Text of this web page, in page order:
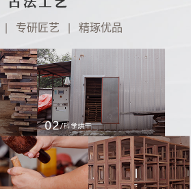
| 专研匠艺 | 精琢优品